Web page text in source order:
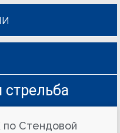
стрельба
Стендовой